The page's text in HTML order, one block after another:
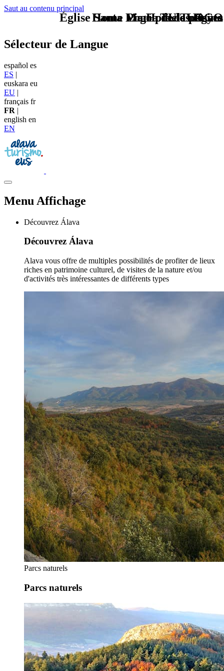
Saut au contenu principal
TU - LOGO
Sélecteur de Langue
español es
ES |
euskara eu
EU |
français fr
FR |
english en
EN
Menu Affichage
Découvrez Álava
Découvrez Álava
Alava vous offre de multiples possibilités de profiter de lieux
riches en patrimoine culturel, de visites de la nature et/ou
d'activités très intéressantes de différents types
Parcs naturels
Parcs naturels
Église Santa María de los Reyes
Home Logo pie de página
Pie Home Turismo